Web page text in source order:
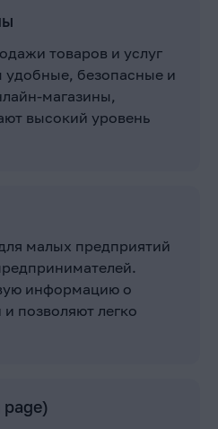
товаров и услуг
безопасные и
магазины,
высокий уровень
малых предприятий
информацию о
позволяют легко